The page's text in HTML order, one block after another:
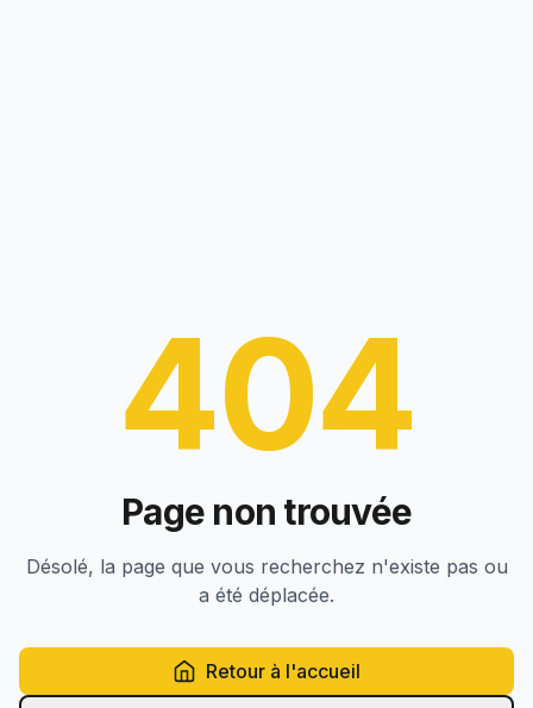
404
Page non trouvée
Désolé, la page que vous recherchez n'existe pas ou
a été déplacée.
Retour à l'accueil